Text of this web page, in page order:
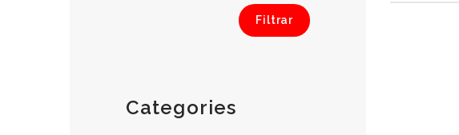
NOSOTROS
Filtrar
Categories